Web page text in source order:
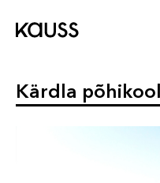
Kärdla põhikool